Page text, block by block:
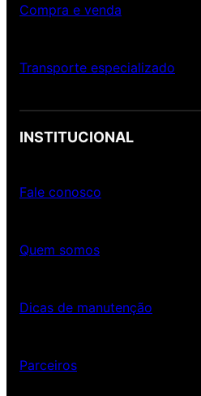
Compra e venda
Transporte especializado
INSTITUCIONAL
Fale conosco
Quem somos
Dicas de manutenção
Parceiros